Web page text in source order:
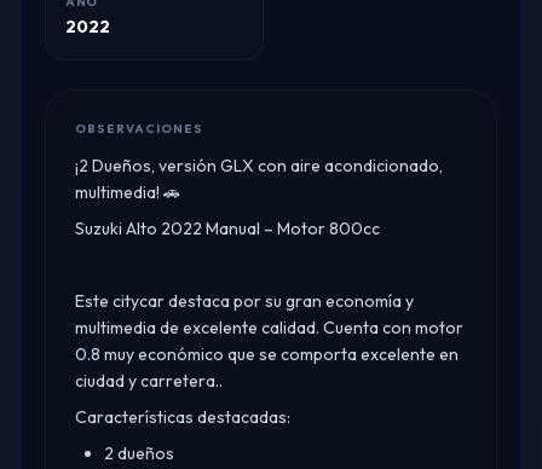
2022
OBSERVACIONES
¡2 Dueños, versión GLX con aire acondicionado,
multimedia! 🚗
Suzuki Alto 2022 Manual – Motor 800cc
Este citycar destaca por su gran economía y
multimedia de excelente calidad. Cuenta con motor
0.8 muy económico que se comporta excelente en
ciudad y carretera..​
Características destacadas:
2 dueños